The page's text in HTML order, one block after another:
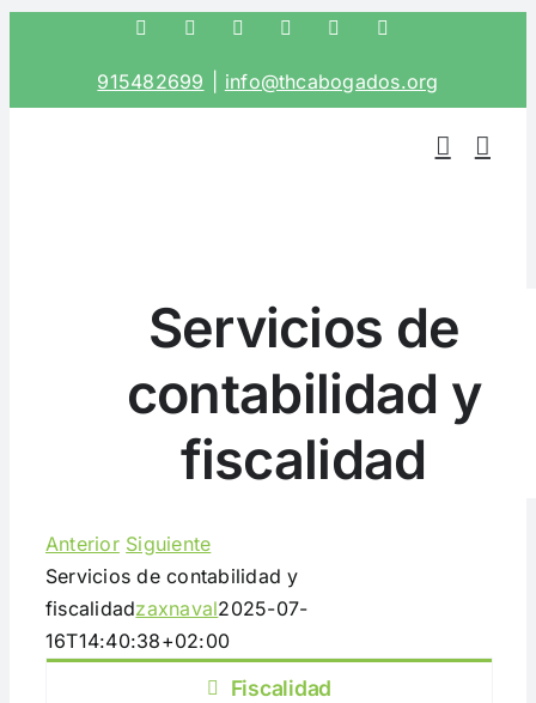
contenido
FacebookTwitter InstagramLinkedInCorreo
915482699 info@thcabogados.org
Servicios de
contabilidad y
fiscalidad
Anterior Siguiente
Servicios de contabilidad y
fiscalidadzaxnaval2025-07-
16T14:40:38+02:00
Fiscalidad